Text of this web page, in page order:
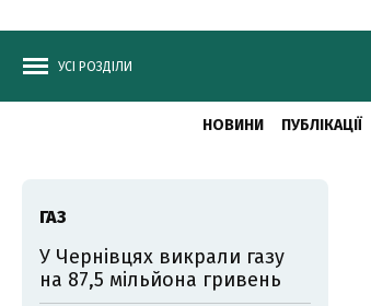
УСІ РОЗДІЛИ
НОВИНИ ПУБЛІКАЦІЇ
ГАЗ
У Чернівцях викрали газу
на 87,5 мільйона гривень